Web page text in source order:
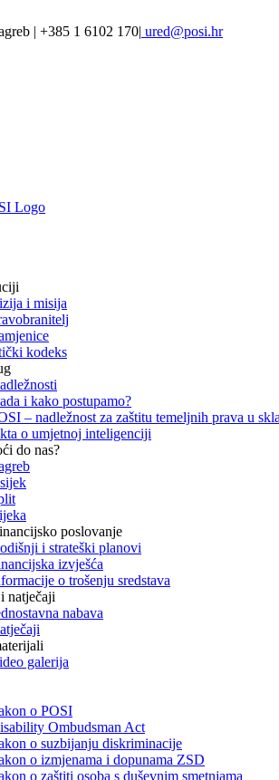
| +385 1 6102 170| ured@posi.hr
i misija
kodeks
i kako postupamo?
– nadležnost za zaštitu temeljnih prava u
o umjetnoj inteligenciji
do nas?
poslovanje
i strateški planovi
izvješća
o trošenju sredstava
natječaji
nabava
galerija
o POSI
Ombudsman Act
o suzbijanju diskriminacije
o izmjenama i dopunama ZSD
o zaštiti osoba s duševnim smetnjama